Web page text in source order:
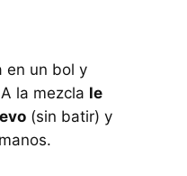
en un bol y
la mezcla le
(sin batir) y